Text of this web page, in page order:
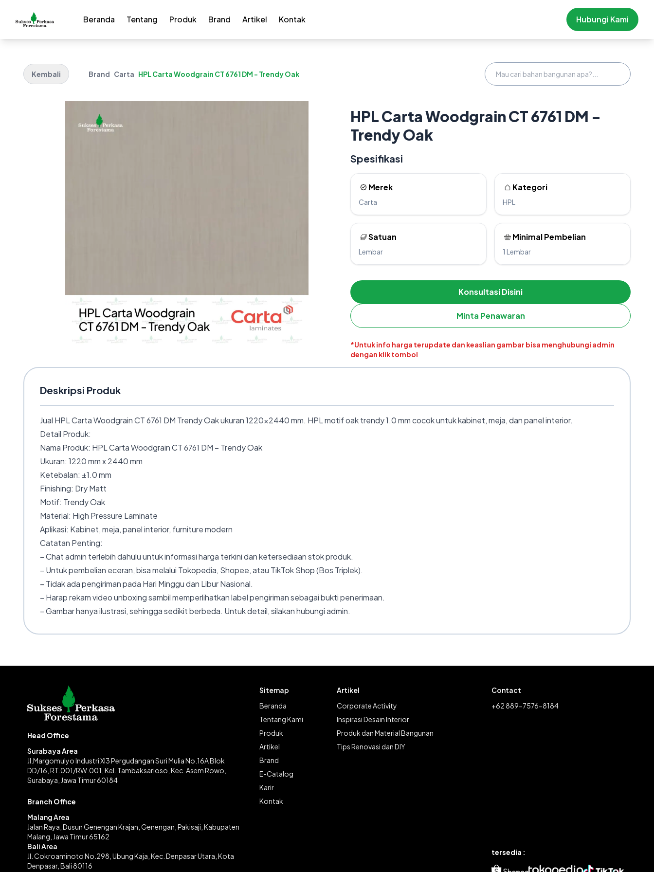
Beranda Tentang Produk Brand Artikel Kontak Hubungi Kami
Kembali Brand Carta HPL Carta Woodgrain CT 6761 DM - Trendy Oak
HPL Carta Woodgrain CT 6761 DM -
Trendy Oak
Spesifikasi
Merek
Carta
Kategori
HPL
Satuan
Lembar
Minimal Pembelian
1 Lembar
Konsultasi Disini
Minta Penawaran
*Untuk info harga terupdate dan keaslian gambar bisa menghubungi admin
dengan klik tombol
Deskripsi Produk
Jual HPL Carta Woodgrain CT 6761 DM Trendy Oak ukuran 1220×2440 mm. HPL motif oak trendy 1.0 mm cocok untuk kabinet, meja, dan panel interior.
Detail Produk:
Nama Produk: HPL Carta Woodgrain CT 6761 DM – Trendy Oak
Ukuran: 1220 mm x 2440 mm
Ketebalan: ±1.0 mm
Finishing: Dry Matt
Motif: Trendy Oak
Material: High Pressure Laminate
Aplikasi: Kabinet, meja, panel interior, furniture modern
Catatan Penting:
– Chat admin terlebih dahulu untuk informasi harga terkini dan ketersediaan stok produk.
– Untuk pembelian eceran, bisa melalui Tokopedia, Shopee, atau TikTok Shop (Bos Triplek).
– Tidak ada pengiriman pada Hari Minggu dan Libur Nasional.
– Harap rekam video unboxing sambil memperlihatkan label pengiriman sebagai bukti penerimaan.
– Gambar hanya ilustrasi, sehingga sedikit berbeda. Untuk detail, silakan hubungi admin.
Head Office
Surabaya Area
Jl.Margomulyo Industri XI3 Pergudangan Suri Mulia No.16A Blok
DD/16, RT.001/RW.001, Kel. Tambaksarioso, Kec. Asem Rowo,
Surabaya, Jawa Timur 60184
Branch Office
Malang Area
Jalan Raya, Dusun Genengan Krajan, Genengan, Pakisaji, Kabupaten
Malang, Jawa Timur 65162
Bali Area
Jl. Cokroaminoto No.298, Ubung Kaja, Kec. Denpasar Utara, Kota
Denpasar, Bali 80116
Sitemap
Beranda
Tentang Kami
Produk
Artikel
Brand
E-Catalog
Karir
Kontak
Artikel
Corporate Activity
Inspirasi Desain Interior
Produk dan Material Bangunan
Tips Renovasi dan DIY
Contact
+62 889-7576-8184
tersedia :